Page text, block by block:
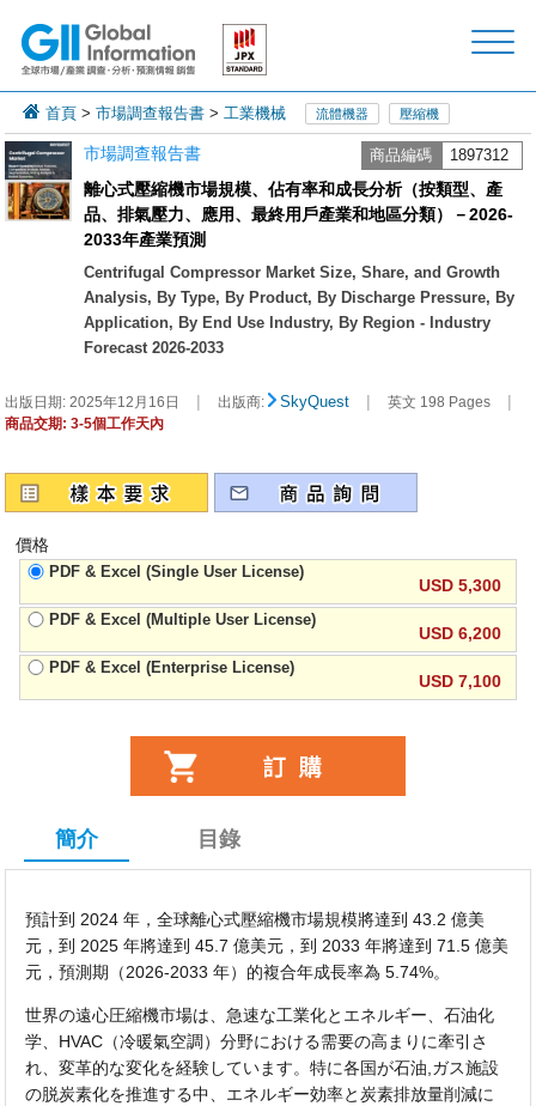
首頁 >市場調查報告書 >工業機械 流體機器 壓縮機
市場調查報告書 商品編碼 1897312
離心式壓縮機市場規模、佔有率和成長分析（按類型、產
品、排氣壓力、應用、最終用戶產業和地區分類）－2026-
2033年產業預測
Centrifugal Compressor Market Size, Share, and Growth
Analysis, By Type, By Product, By Discharge Pressure, By
Application, By End Use Industry, By Region - Industry
Forecast 2026-2033
出版日期:2025年12月16日 | 出版商: SkyQuest | 英文 198 Pages |
商品交期: 3-5個工作天內
價格
PDF & Excel (Single User License)
USD 5,300
PDF & Excel (Multiple User License)
USD 6,200
PDF & Excel (Enterprise License)
USD 7,100
簡介 目錄
預計到 2024 年，全球離心式壓縮機市場規模將達到 43.2 億美
元，到 2025 年將達到 45.7 億美元，到 2033 年將達到 71.5 億美
元，預測期（2026-2033 年）的複合年成長率為 5.74%。
世界の遠心圧縮機市場は、急速な工業化とエネルギー、石油化
学、HVAC（冷暖氣空調）分野における需要の高まりに牽引さ
れ、変革的な変化を経験しています。特に各国が石油,ガス施設
の脱炭素化を推進する中、エネルギー効率と炭素排放量削減に